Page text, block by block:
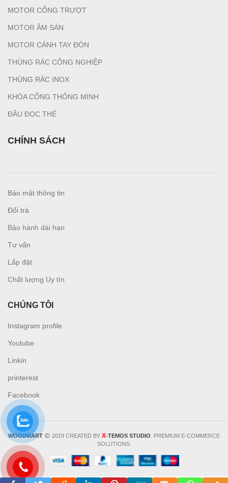
MOTOR CỔNG TRƯỢT
MOTOR ÂM SÀN
MOTOR CÁNH TAY ĐÒN
THÙNG RÁC CÔNG NGHIỆP
THÙNG RÁC INOX
KHÓA CỔNG THÔNG MINH
ĐẦU ĐỌC THẺ
CHÍNH SÁCH
Bảo mật thông tin
Đổi trả
Bảo hành dài hạn
Tư vấn
L ắp đặt
Chất lượng Uy tín
CHÚNG TÔI
Instagram profile
Youtube
Linkin
printerest
Facebook
WOODMART 2019 CREATED BY X-TEMOS STUDIO . PREMIUM E-COMMERCE
SOLUTIONS.